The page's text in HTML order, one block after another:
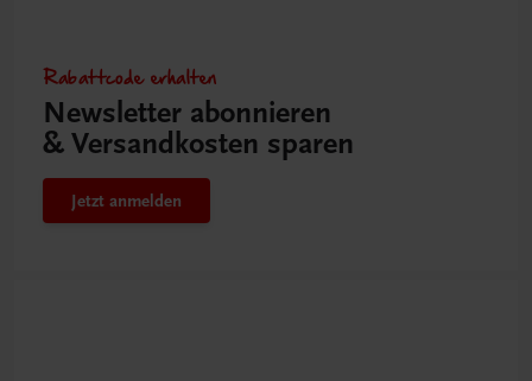
Rabattcode erhalten
Newsletter abonnieren
& Versandkosten sparen
Jetzt anmelden